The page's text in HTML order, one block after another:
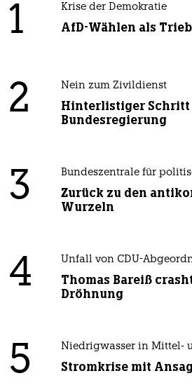
1 Krise der Demokratie
AfD-Wählen als
2 Nein zum Zivildienst
Hinterlistiger Schritt
Bundesregierung
3 Bundeszentrale für
Zurück zu den
Wurzeln
4 Unfall von CDU-
Thomas Bareiß
Dröhnung
5 Niedrigwasser in Mittel-
Stromkrise mit